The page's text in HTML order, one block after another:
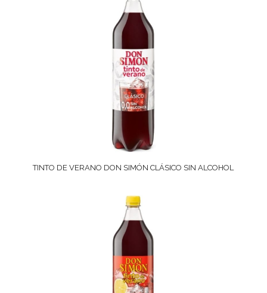
TINTO DE VERANO DON SIMÓN CLÁSICO SIN ALCOHOL